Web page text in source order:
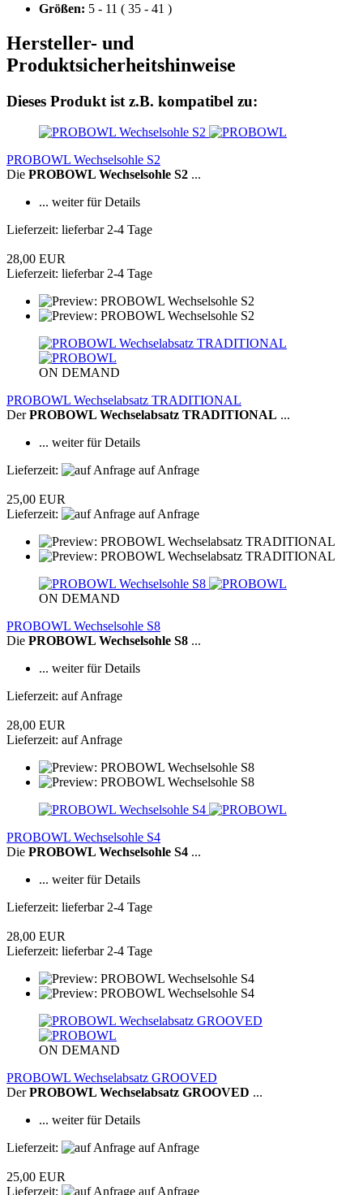
Größen: 5 - 11 ( 35 - 41 )
Hersteller- und
Produktsicherheitshinweise
Dieses Produkt ist z.B. kompatibel zu:
PROBOWL Wechselsohle S2
Die PROBOWL Wechselsohle S2 ...
... weiter für Details
Lieferzeit: lieferbar 2-4 Tage
28,00 EUR
Lieferzeit: lieferbar 2-4 Tage
ON DEMAND
PROBOWL Wechselabsatz TRADITIONAL
DerPROBOWL Wechselabsatz TRADITIONAL ...
... weiter für Details
Lieferzeit:
auf Anfrage
25,00 EUR
Lieferzeit:
auf Anfrage
ON DEMAND
PROBOWL Wechselsohle S8
Die PROBOWL Wechselsohle S8 ...
... weiter für Details
Lieferzeit: auf Anfrage
28,00 EUR
Lieferzeit: auf Anfrage
PROBOWL Wechselsohle S4
Die PROBOWL Wechselsohle S4 ...
... weiter für Details
Lieferzeit: lieferbar 2-4 Tage
28,00 EUR
Lieferzeit: lieferbar 2-4 Tage
ON DEMAND
PROBOWL Wechselabsatz GROOVED
DerPROBOWL Wechselabsatz GROOVED ...
... weiter für Details
Lieferzeit:
auf Anfrage
25,00 EUR
Lieferzeit:
auf Anfrage